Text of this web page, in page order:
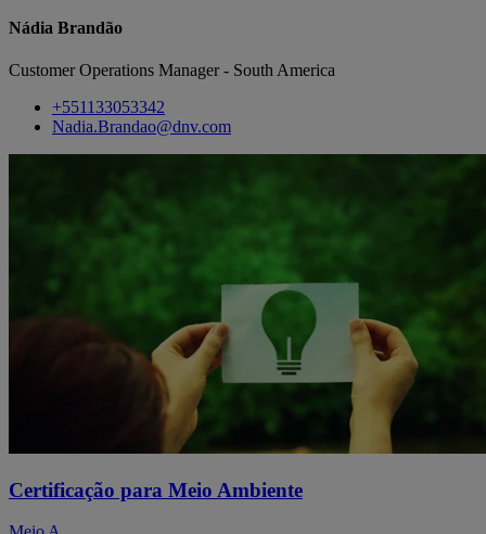
Nádia Brandão
Customer Operations Manager - South America
+551133053342
Nadia.Brandao@dnv.com
Certificação para Meio Ambiente